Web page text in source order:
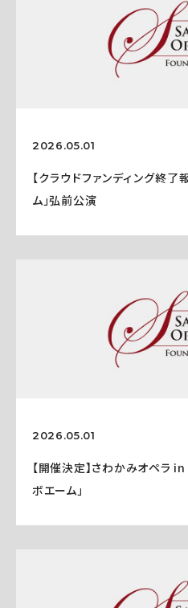
2026.05.01
【クラウドファンディング終了
ム」弘前公演
2026.05.01
【開催決定】さわかみオペラ
ボエーム」